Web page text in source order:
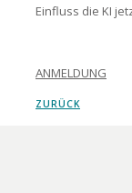
Einfluss die KI
ANMELDUNG
ZURÜCK